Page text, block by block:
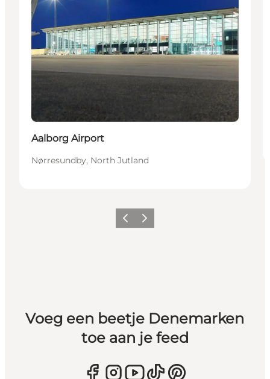
Aalborg Airport
Nørresundby, North Jutland
Vorige Volgende
Voeg een beetje Denemarken
toe aan je feed